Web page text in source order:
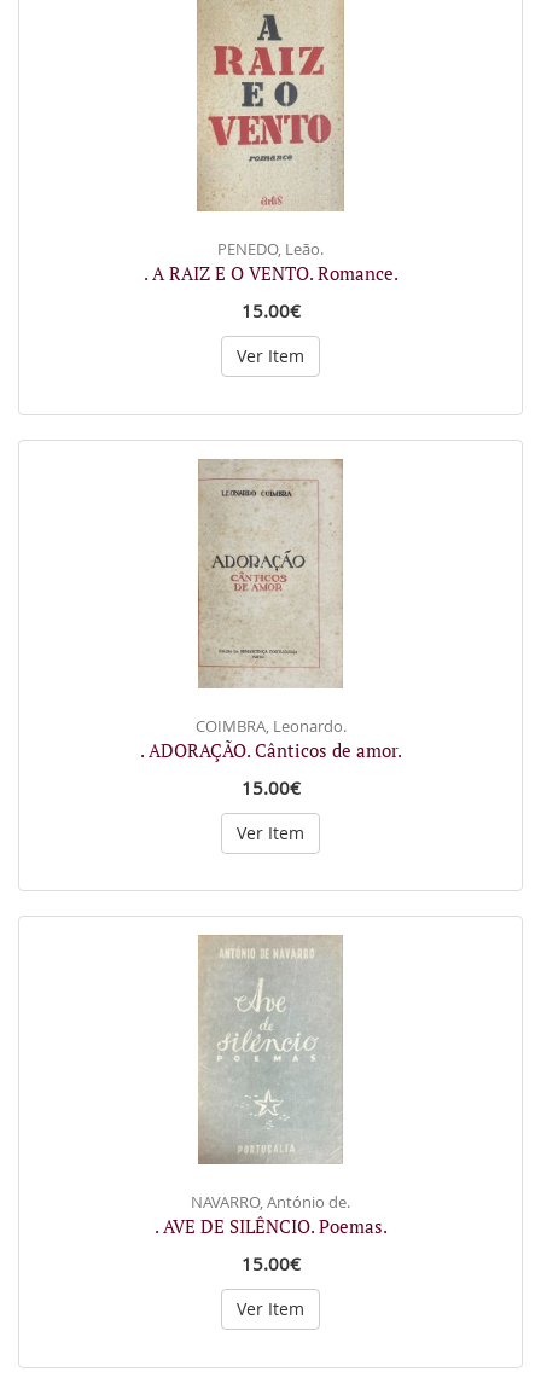
PENEDO, Leão.
. A RAIZ E O VENTO. Romance.
15.00€
Ver Item
COIMBRA, Leonardo.
. ADORAÇÃO. Cânticos de amor.
15.00€
Ver Item
NAVARRO, António de.
. AVE DE SILÊNCIO. Poemas.
15.00€
Ver Item